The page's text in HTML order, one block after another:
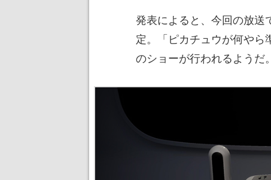
発表によると、今回の放送
定。「ピカチュウが何や
のショーが行われるようだ。